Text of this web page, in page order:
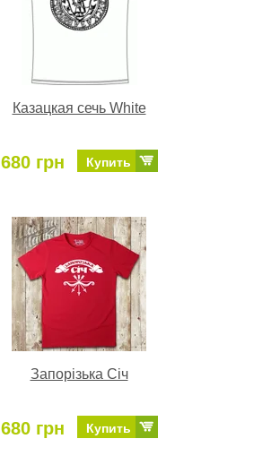
Казацкая сечь White
680 грн Купить
Запорізька Січ
680 грн Купить